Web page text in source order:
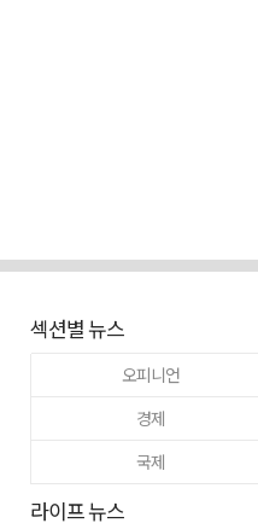
섹션별 뉴스
오피니언
경제
국제
라이프 뉴스